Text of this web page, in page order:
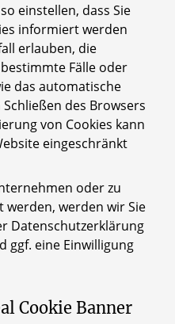
einstellen, dass Sie
informiert werden
erlauben, die
Fälle oder
das automatische
des Browsers
von Cookies kann
eingeschränkt
oder zu
werden, werden wir Sie
Datenschutzerklärung
ggf. eine Einwilligung
Cookie Banner